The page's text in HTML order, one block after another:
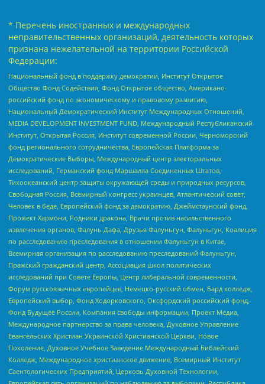
* Перечень иностранных и международных
неправительственных организаций, деятельность которых
признана нежелательной на территории Российской
Федерации:
Национальный фонд в поддержку демократии, Институт Открытое
Общество Фонд Содействия, Фонд Открытое общество, Американо-
российский фонд по экономическому и правовому развитию,
Национальный Демократический Институт Международных Отношений,
MEDIA DEVELOPMENT INVESTMENT FUND, Международный Республиканский
Институт, Открытая Россия, Институт современной России, Черноморский
фонд регионального сотрудничества, Европейская Платформа за
Демократические Выборы, Международный центр электоральных
исследований, Германский фонд Маршалла Соединенных Штатов,
Тихоокеанский центр защиты окружающей среды и природных ресурсов,
Свободная Россия, Всемирный конгресс украинцев, Атлантический совет,
Человек в беде, Европейский фонд за демократию, Джеймстаунский фонд,
Прожект Хармони, Родники дракона, Врачи против насильственного
извлечения органов, Фалунь Дафа, Друзья Фалуньгун, Фалуньгун, Коалиция
по расследованию преследования в отношении Фалуньгун в Китае,
Всемирная организация по расследованию преследований Фалуньгун,
Пражский гражданский центр, Ассоциация школ политических
исследований при Совете Европы, Центр либеральной современности,
Форум русскоязычных европейцев, Немецко-русский обмен, Бард колледж,
Европейский выбор, Фонд Ходорковского, Оксфордский российский фонд,
Фонд Будущее России, Компания свободы информации, Проект Медиа,
Международное партнерство за права человека, Духовное Управление
Евангельских Христиан Украинской Христианской Церкви, Новое
Поколение, Духовное Учебное Заведение Международный Библейский
Колледж, Международное христианское движение, Всемирный Институт
Саентологических Предприятий, Церковь Духовной Технологии,